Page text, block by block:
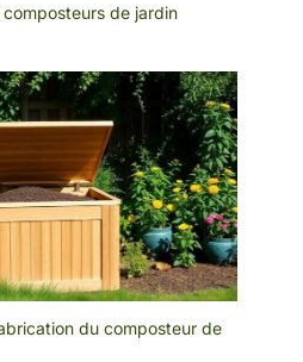
de jardin
du composteur de